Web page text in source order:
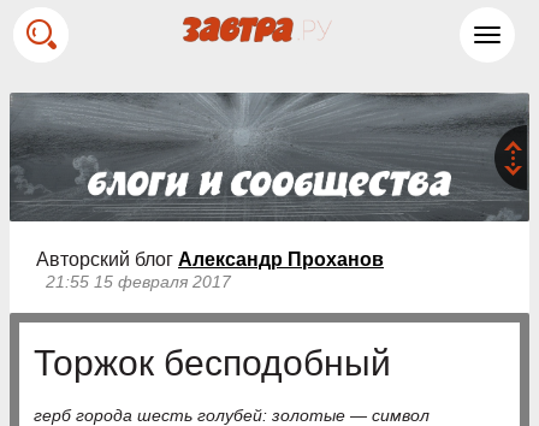
Авторский блог Александр Проханов
21:55 15 февраля 2017
Торжок бесподобный
герб города шесть голубей: золотые — символ